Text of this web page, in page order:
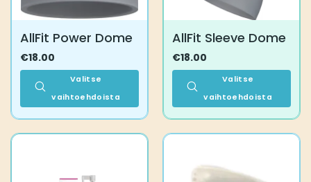
AllFit Power Dome
€18.00
Valitse
vaihtoehdoista
AllFit Sleeve Dome
€18.00
Valitse
vaihtoehdoista
muunnelma.